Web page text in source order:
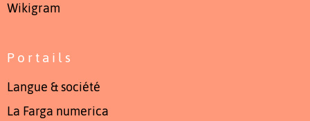
Wikigram
Portails
Langue & société
La Farga numerica